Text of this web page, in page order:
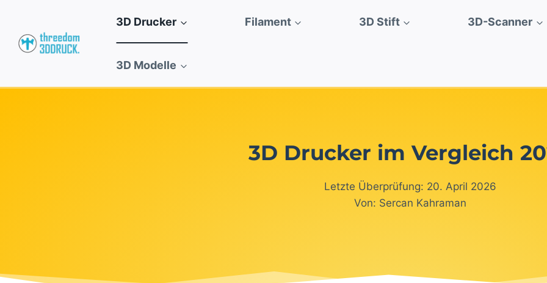
springen
3D Drucker Filament 3D Stift 3D-Scanner
3D Modelle
3D Drucker im Vergleich
Letzte Überprüfung: 20. April 2026
Von: Sercan Kahraman